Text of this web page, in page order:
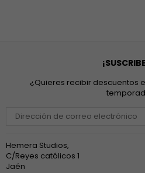
¿Quieres recibir descuentos
Hemera Studios,
C/Reyes católicos 1
Jaén